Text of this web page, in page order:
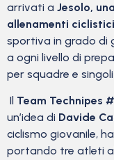
arrivati a Jesolo,
allenamenti ciclistici
sportiva in grado di
a ogni livello di
per squadre e
Il Team Technipes
un’idea di Davide
ciclismo giovanile,
portando tre atleti